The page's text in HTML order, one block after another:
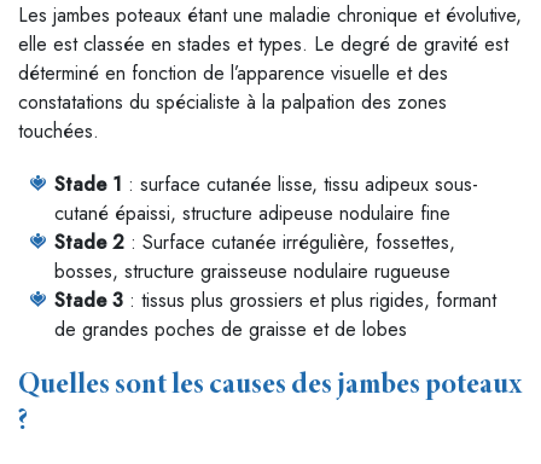
Les jambes poteaux étant une maladie chronique et évolutive,
elle est classée en stades et types. Le degré de gravité est
déterminé en fonction de l’apparence visuelle et des
constatations du spécialiste à la palpation des zones
touchées.
Stade 1 : surface cutanée lisse, tissu adipeux sous-
cutané épaissi, structure adipeuse nodulaire fine
Stade 2 : Surface cutanée irrégulière, fossettes,
bosses, structure graisseuse nodulaire rugueuse
Stade 3 : tissus plus grossiers et plus rigides, formant
de grandes poches de graisse et de lobes
Quelles sont les causes des jambes poteaux
?